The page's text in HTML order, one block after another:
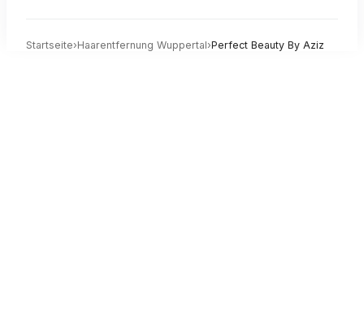
Startseite›Haarentfernung Wuppertal›Perfect Beauty By Aziz